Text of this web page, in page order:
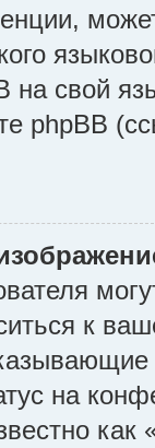
на свой
phpBB
к
на